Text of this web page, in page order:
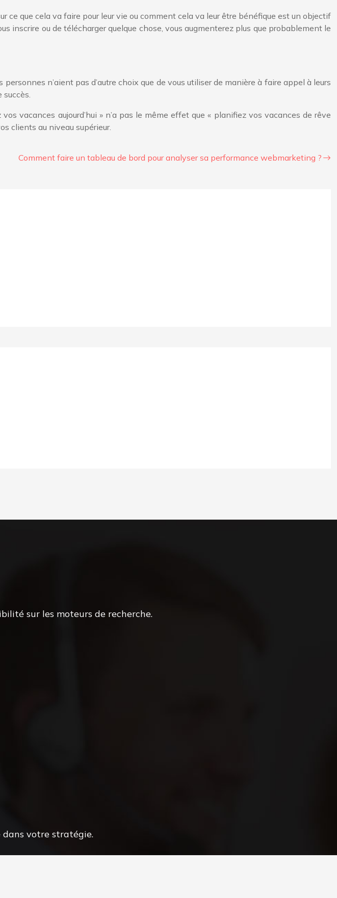
ce que cela va faire pour leur vie ou comment cela va leur être bénéfique est un objectif
inscrire ou de télécharger quelque chose, vous augmenterez plus que probablement le
n’aient pas d’autre choix que de vous utiliser de manière à faire appel à leurs
vacances aujourd’hui » n’a pas le même effet que « planifiez vos vacances de rêve
clients au niveau supérieur.
Comment faire un tableau de bord pour analyser sa performance webmarketing ?
sur les moteurs de recherche.
dans votre stratégie.